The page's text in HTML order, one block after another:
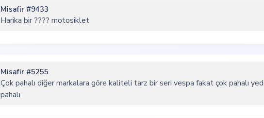
Misafir #9433
Harika bir ???? motosiklet
Misafir #5255
Çok pahalı diğer markalara göre kaliteli tarz bir seri vespa fakat çok pahalı
pahalı